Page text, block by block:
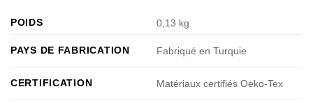
POIDS 0,13 kg
PAYS DE FABRICATION Fabriqué en Turquie
CERTIFICATION Matériaux certifiés Oeko-Tex